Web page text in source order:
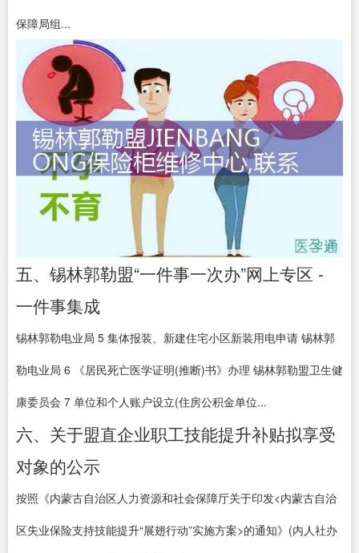
保障局组...
五、锡林郭勒盟“一件事一次办”网上专区 -
一件事集成
锡林郭勒电业局 5 集体报装、新建住宅小区新装用电申请 锡林郭
勒电业局 6 《居民死亡医学证明(推断)书》办理 锡林郭勒盟卫生健
康委员会 7 单位和个人账户设立(住房公积金单位...
六、关于盟直企业职工技能提升补贴拟享受
对象的公示
按照《内蒙古自治区人力资源和社会保障厅关于印发<内蒙古自治
区失业保险支持技能提升“展翅行动”实施方案>的通知》(内人社办